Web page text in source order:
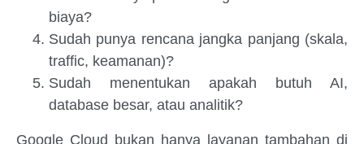
biaya?
Sudah punya rencana jangka panjang (skala,
traffic, keamanan)?
Sudah menentukan apakah butuh AI,
database besar, atau analitik?
Google Cloud bukan hanya layanan tambahan di